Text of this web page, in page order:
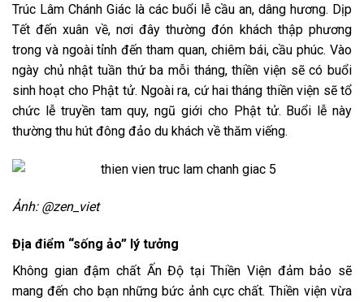
Trúc Lâm Chánh Giác là các buổi lễ cầu an, dâng hương. Dịp
Tết đến xuân về, nơi đây thường đón khách thập phương
trong và ngoài tỉnh đến tham quan, chiêm bái, cầu phúc. Vào
ngày chủ nhật tuần thứ ba mỗi tháng, thiền viện sẽ có buổi
sinh hoạt cho Phật tử. Ngoài ra, cứ hai tháng thiền viện sẽ tổ
chức lễ truyền tam quy, ngũ giới cho Phật tử. Buổi lễ này
thường thu hút đông đảo du khách về thăm viếng.
Ảnh: @zen_viet
Địa điểm “sống ảo” lý tưởng
Không gian đậm chất Ấn Độ tại Thiền Viện đảm bảo sẽ
mang đến cho bạn những bức ảnh cực chất. Thiền viện vừa